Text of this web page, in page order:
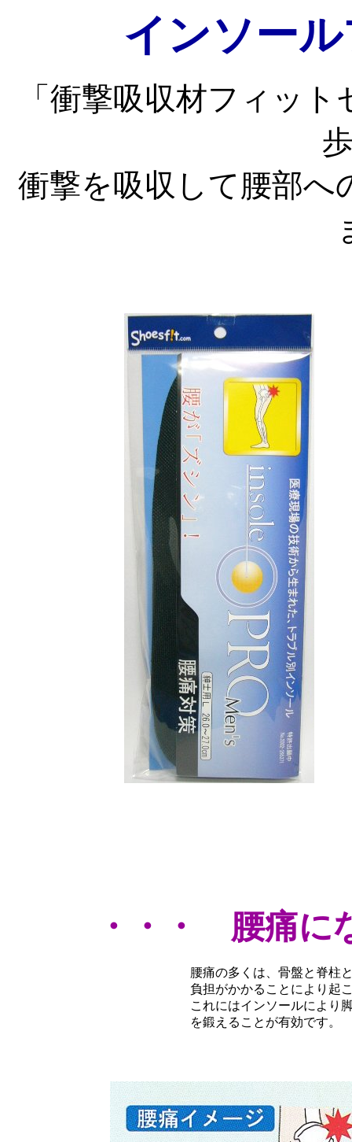
インソー
「衝撃吸収材フィッ
衝撃を吸収して腰部へ
・・・ 腰痛に
腰痛の多くは、骨盤と脊柱
負担がかかることにより起
これにはインソールにより
を鍛えることが有効です。